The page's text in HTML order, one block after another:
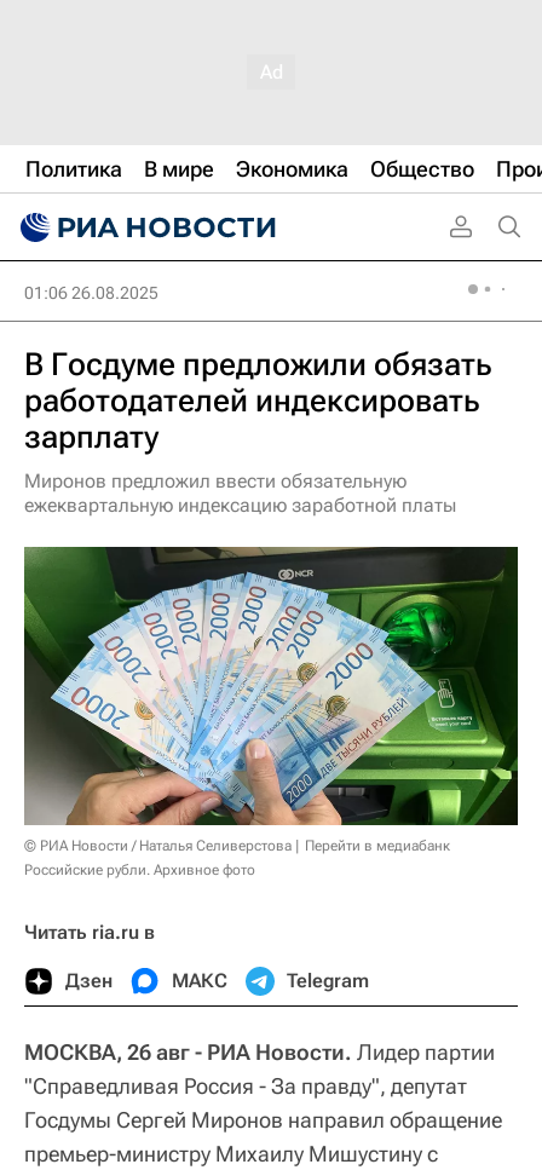
Политика В мире Экономика Общество
01:06 26.08.2025
В Госдуме предложили обязать
работодателей индексировать
зарплату
Миронов предложил ввести обязательную
ежеквартальную индексацию заработной платы
© РИА Новости / Наталья Селиверстова
Перейти в медиабанк
Российские рубли. Архивное фото
Читать ria.ru в
Дзен МАКС Telegram
МОСКВА, 26 авг - РИА Новости. Лидер партии
"Справедливая Россия - За правду", депутат
Госдумы Сергей Миронов направил обращение
премьер-министру Михаилу Мишустину с